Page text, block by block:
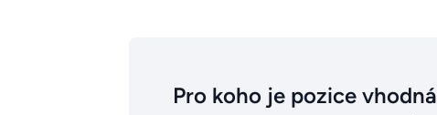
Pro koho je pozice vhodná